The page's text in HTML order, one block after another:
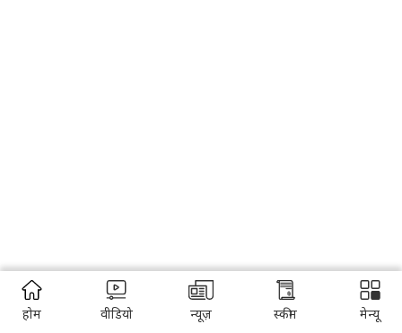
होम वीडियो न्यूज़ स्कीम मेन्यू